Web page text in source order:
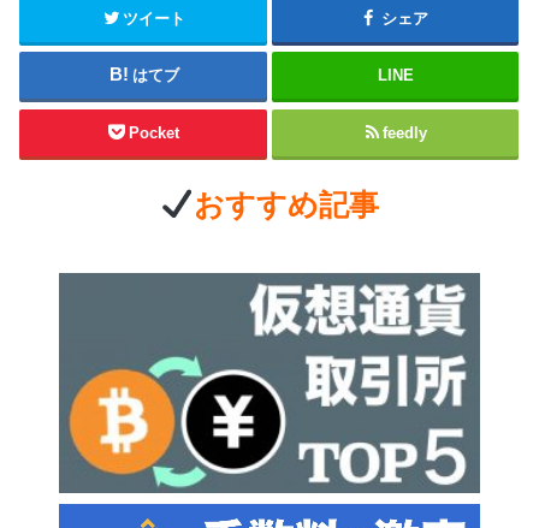
ツイート シェア
はてブ LINE
Pocket feedly
おすすめ記事